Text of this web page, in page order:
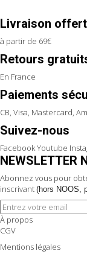
à partir de 69€
Retours gratuits
En France
Paiements
CB, Visa, Mastercard,
Suivez-nous
Facebook Youtube
NEWSLETTER
Abonnez vous pour
inscrivant(hors NOOS,
À propos
CGV
Mentions légales